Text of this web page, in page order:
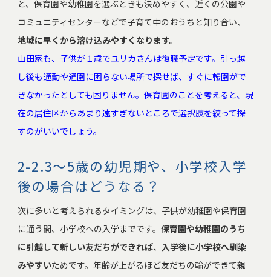
と、保育園や幼稚園を選ぶときも決めやすく、近くの公園や
コミュニティセンターなどで子育て中のおうちと知り合い、
地域に早くから溶け込みやすくなります。
山田家も、子供が１歳でユリカさんは復職予定です。引っ越
し後も通勤や通園に困らない場所で探せば、すぐに転園がで
きなかったとしても困りません。保育園のことを考えると、現
在の居住区からあまり遠すぎないところで選択肢を絞って探
すのがいいでしょう。
2-2.3～5歳の幼児期や、小学校入学
後の場合はどうなる？
次に多いと考えられるタイミングは、子供が幼稚園や保育園
に通う間、小学校への入学までです。 保育園や幼稚園のうち
に引越して新しい友だちができれば、入学後に小学校へ馴染
みやすいためです。年齢が上がるほど友だちの輪ができて親